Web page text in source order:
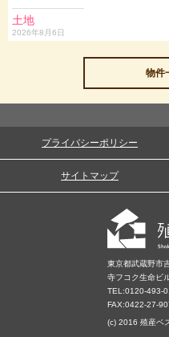
土地
2026年8月6日
物件
プライバシーポリシー
サイトマップ
東京都武蔵野市
寺フコク生命ビ
TEL:0120-493-
FAX:0422-27-
(c) 2016 殖産ベ